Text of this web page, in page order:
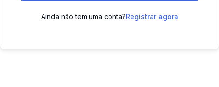
Ainda não tem uma conta?Registrar agora